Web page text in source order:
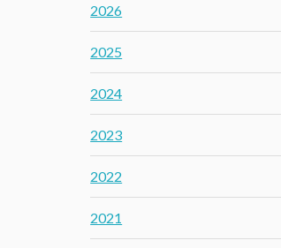
2026
2025
2024
2023
2022
2021